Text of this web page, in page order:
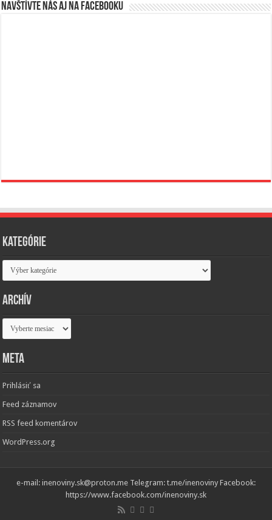
Navštívte nás aj na Facebooku
Kategórie
Kategórie
Archív
Archív
Meta
Prihlásiť sa
Feed záznamov
RSS feed komentárov
WordPress.org
e-mail: inenoviny.sk@proton.me Telegram: t.me/inenoviny Facebook:
https://www.facebook.com/inenoviny.sk